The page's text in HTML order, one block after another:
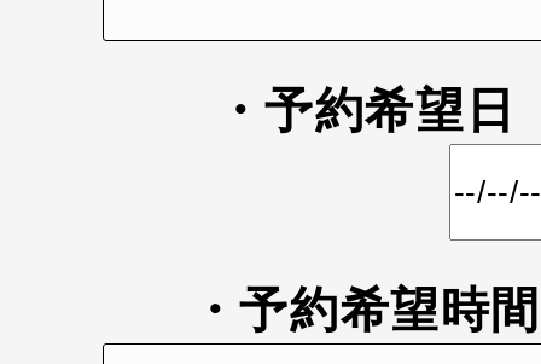
・予約希望
・予約希望